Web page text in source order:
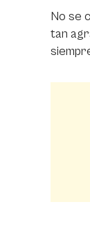
No se
tan